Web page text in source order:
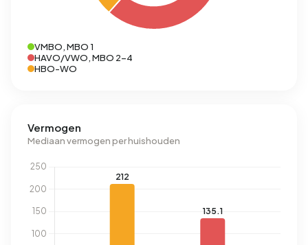
VMBO, MBO 1
HAVO/VWO, MBO 2-4
HBO-WO
Vermogen
Mediaan vermogen per huishouden